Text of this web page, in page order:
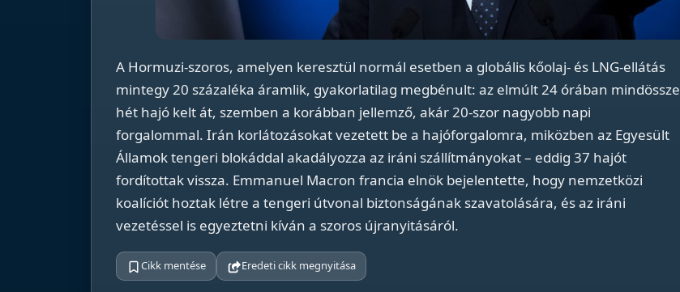
A Hormuzi-szoros, amelyen keresztül normál esetben a globális kőolaj- és LNG-ellátás
mintegy 20 százaléka áramlik, gyakorlatilag megbénult: az elmúlt 24 órában mindössze
hét hajó kelt át, szemben a korábban jellemző, akár 20-szor nagyobb napi
forgalommal. Irán korlátozásokat vezetett be a hajóforgalomra, miközben az Egyesült
Államok tengeri blokáddal akadályozza az iráni szállítmányokat – eddig 37 hajót
fordítottak vissza. Emmanuel Macron francia elnök bejelentette, hogy nemzetközi
koalíciót hoztak létre a tengeri útvonal biztonságának szavatolására, és az iráni
vezetéssel is egyeztetni kíván a szoros újranyitásáról.
Cikk mentése Eredeti cikk megnyitása